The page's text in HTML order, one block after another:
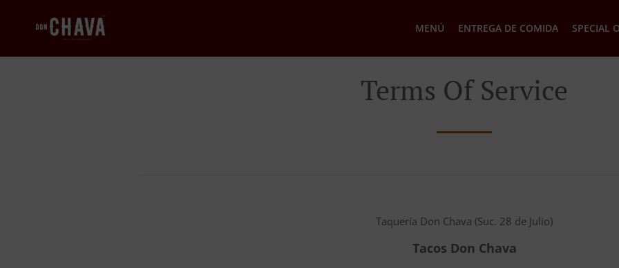
MENÚ ENTREGA DE COMIDA SPECIAL
Terms Of Service
Taquería Don Chava (Suc. 28 de Julio)
Tacos Don Chava